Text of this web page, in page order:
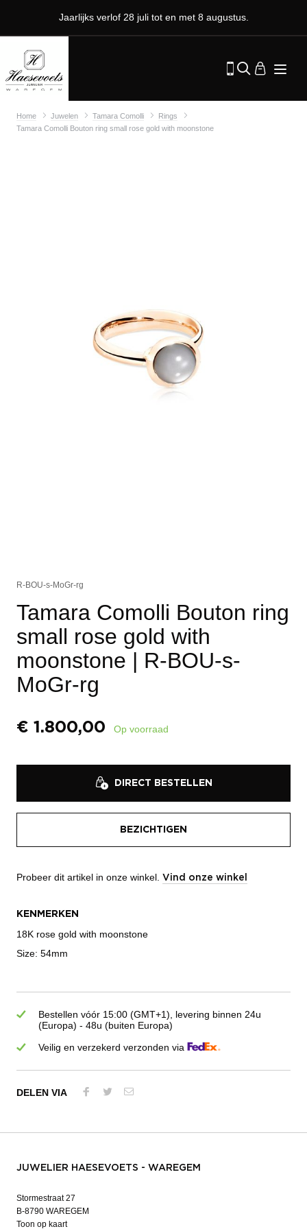
Jaarlijks verlof 28 juli tot en met 8 augustus.
Home Juwelen Tamara Comolli
Rings
Tamara Comolli Bouton ring small rose gold with moonstone
R-BOU-s-MoGr-rg
Tamara Comolli Bouton ring
small rose gold with
moonstone | R-BOU-s-
MoGr-rg
€ 1.800,00 Op voorraad
DIRECT BESTELLEN
BEZICHTIGEN
Probeer dit artikel in onze winkel. Vind onze winkel
KENMERKEN
18K rose gold with moonstone
Size: 54mm
Bestellen vóór 15:00 (GMT+1), levering binnen 24u
(Europa) - 48u (buiten Europa)
Veilig en verzekerd verzonden via
DELEN VIA
JUWELIER HAESEVOETS - WAREGEM
Stormestraat 27
B-8790 WAREGEM
Toon op kaart